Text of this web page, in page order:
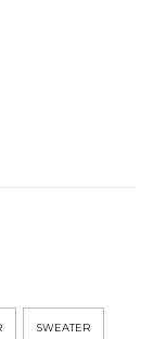
SWEATER